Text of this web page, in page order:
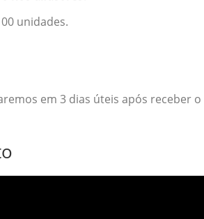
unidades.
em 3 dias úteis após receber